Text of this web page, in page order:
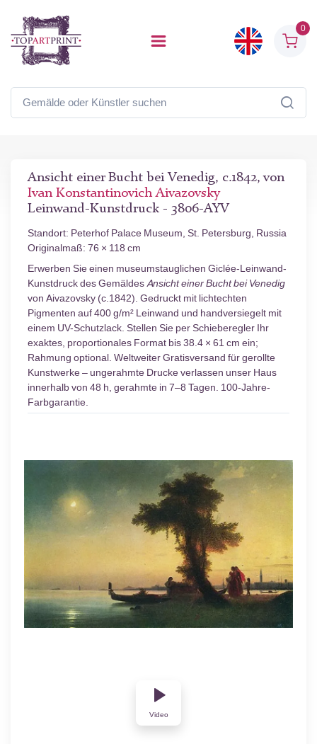
0
Ansicht einer Bucht bei Venedig, c.1842, von
Ivan Konstantinovich Aivazovsky
Leinwand-Kunstdruck - 3806-AYV
Standort: Peterhof Palace Museum, St. Petersburg, Russia
Originalmaß: 76 × 118 cm
Erwerben Sie einen museumstauglichen Giclée-Leinwand-
Kunstdruck des GemäldesAnsicht einer Bucht bei Venedig
von Aivazovsky (c.1842). Gedruckt mit lichtechten
Pigmenten auf 400 g/m² Leinwand und handversiegelt mit
einem UV-Schutzlack. Stellen Sie per Schieberegler Ihr
exaktes, proportionales Format bis 38.4 × 61 cm ein;
Rahmung optional. Weltweiter Gratisversand für gerollte
Kunstwerke – ungerahmte Drucke verlassen unser Haus
innerhalb von 48 h, gerahmte in 7–8 Tagen. 100-Jahre-
Farbgarantie.
Video